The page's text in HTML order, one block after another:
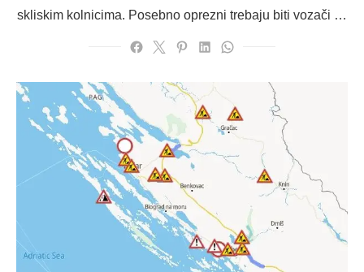
skliskim kolnicima. Posebno oprezni trebaju biti vozači …